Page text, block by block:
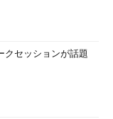
クセッションが話題